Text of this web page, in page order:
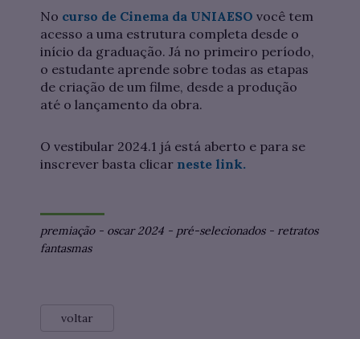
No curso de Cinema da UNIAESO você tem
acesso a uma estrutura completa desde o
início da graduação. Já no primeiro período,
o estudante aprende sobre todas as etapas
de criação de um filme, desde a produção
até o lançamento da obra.
O vestibular 2024.1 já está aberto e para se
inscrever basta clicar neste link.
premiação- oscar 2024 - pré-selecionados- retratos
fantasmas
voltar